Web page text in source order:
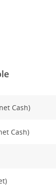
Cash)
Cash)